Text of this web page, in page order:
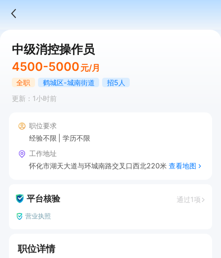
中级消控操作员
4500-5000 元/月
全职 鹤城区-城南街道
招5人
更新：1小时前
职位要求
经验不限
学历不限
工作地址
怀化市湖天大道与环城南路交叉口西北220米 查看地图
平台核验 通过1项
营业执照
职位详情